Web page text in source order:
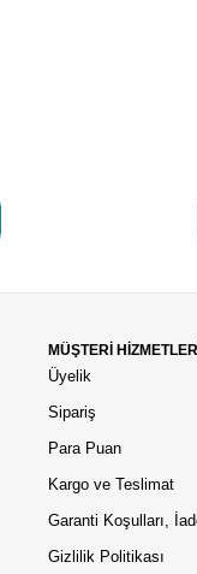
MÜŞTERİ HİZMETLERİ
Üyelik
Sipariş
Para Puan
Kargo ve Teslimat
Garanti Koşulları,
Gizlilik Politikası